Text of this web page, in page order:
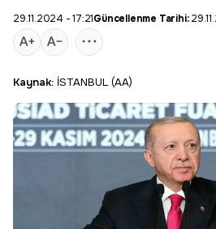
29.11.2024 - 17:21Güncellenme Tarihi:
Kaynak: İSTANBUL (AA)